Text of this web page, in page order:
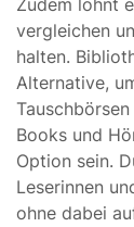
Zudem lohnt
vergleichen
halten.
Alternative,
Books und
Option sein.
Leserinnen
ohne dabei